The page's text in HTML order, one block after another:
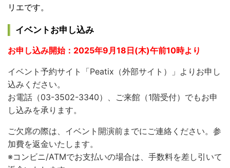
リエです。
イベントお申し込み
お申し込み開始： 2025年9月18日(木)午前10時より
イベント予約サイト「Peatix（外部サイト）」よりお申し
込みください。
お電話（03-3502-3340）、ご来館（1階受付）でもお申
し込みを承ります。
ご欠席の際は、イベント開演前までにご連絡ください。参
加費を返金いたします。
※コンビニ/ATMでお支払いの場合は、手数料を差し引いて